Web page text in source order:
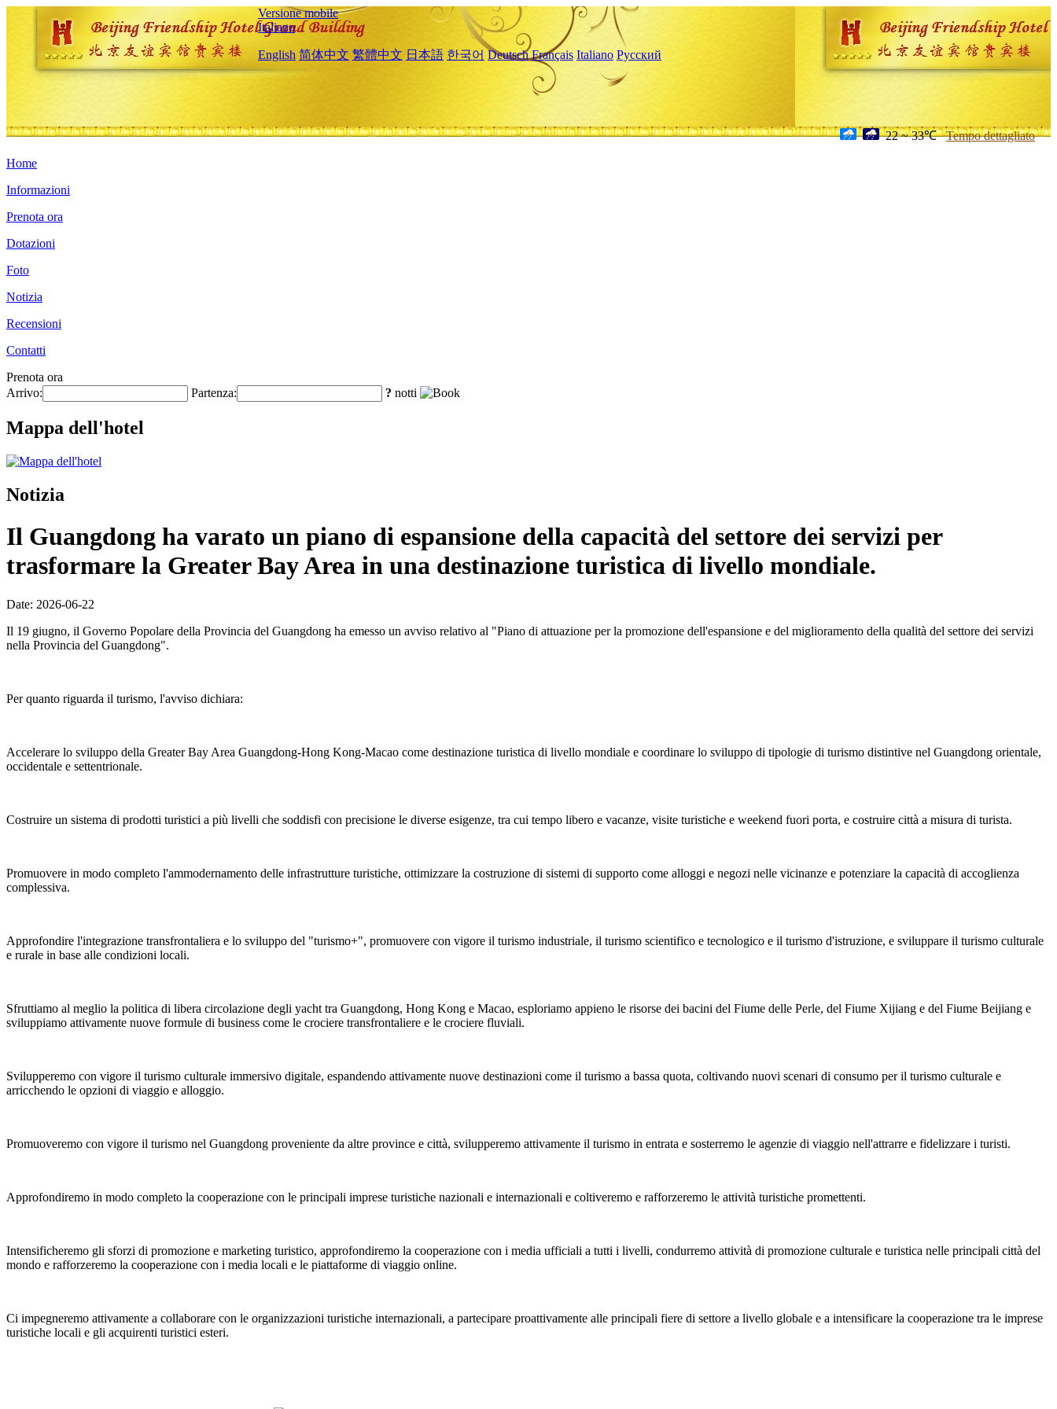
Versione mobile
Italiano
English 简体中文 繁體中文 日本語 한국어 Deutsch Français Italiano Русский
22 ~ 33℃ Tempo dettagliato
Home
Informazioni
Prenota ora
Dotazioni
Foto
Notizia
Recensioni
Contatti
Prenota ora
Arrivo:
Partenza: ? notti
Mappa dell'hotel
Notizia
Il Guangdong ha varato un piano di espansione della capacità del settore dei servizi per
trasformare la Greater Bay Area in una destinazione turistica di livello mondiale.
Date: 2026-06-22
Il 19 giugno, il Governo Popolare della Provincia del Guangdong ha emesso un avviso relativo al "Piano di attuazione per la promozione dell'espansione e del miglioramento della qualità del settore dei servizi
nella Provincia del Guangdong".
Per quanto riguarda il turismo, l'avviso dichiara:
Accelerare lo sviluppo della Greater Bay Area Guangdong-Hong Kong-Macao come destinazione turistica di livello mondiale e coordinare lo sviluppo di tipologie di turismo distintive nel Guangdong orientale,
occidentale e settentrionale.
Costruire un sistema di prodotti turistici a più livelli che soddisfi con precisione le diverse esigenze, tra cui tempo libero e vacanze, visite turistiche e weekend fuori porta, e costruire città a misura di turista.
Promuovere in modo completo l'ammodernamento delle infrastrutture turistiche, ottimizzare la costruzione di sistemi di supporto come alloggi e negozi nelle vicinanze e potenziare la capacità di accoglienza
complessiva.
Approfondire l'integrazione transfrontaliera e lo sviluppo del "turismo+", promuovere con vigore il turismo industriale, il turismo scientifico e tecnologico e il turismo d'istruzione, e sviluppare il turismo culturale
e rurale in base alle condizioni locali.
Sfruttiamo al meglio la politica di libera circolazione degli yacht tra Guangdong, Hong Kong e Macao, esploriamo appieno le risorse dei bacini del Fiume delle Perle, del Fiume Xijiang e del Fiume Beijiang e
sviluppiamo attivamente nuove formule di business come le crociere transfrontaliere e le crociere fluviali.
Svilupperemo con vigore il turismo culturale immersivo digitale, espandendo attivamente nuove destinazioni come il turismo a bassa quota, coltivando nuovi scenari di consumo per il turismo culturale e
arricchendo le opzioni di viaggio e alloggio.
Promuoveremo con vigore il turismo nel Guangdong proveniente da altre province e città, svilupperemo attivamente il turismo in entrata e sosterremo le agenzie di viaggio nell'attrarre e fidelizzare i turisti.
Approfondiremo in modo completo la cooperazione con le principali imprese turistiche nazionali e internazionali e coltiveremo e rafforzeremo le attività turistiche promettenti.
Intensificheremo gli sforzi di promozione e marketing turistico, approfondiremo la cooperazione con i media ufficiali a tutti i livelli, condurremo attività di promozione culturale e turistica nelle principali città del
mondo e rafforzeremo la cooperazione con i media locali e le piattaforme di viaggio online.
Ci impegneremo attivamente a collaborare con le organizzazioni turistiche internazionali, a partecipare proattivamente alle principali fiere di settore a livello globale e a intensificare la cooperazione tra le imprese
turistiche locali e gli acquirenti turistici esteri.